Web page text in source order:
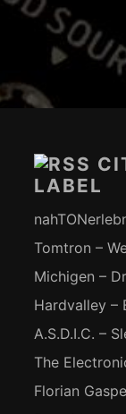
LABEL
Tomtron –
Michigen –
Hardvalley –
A.S.D.I.C. –
The
Florian